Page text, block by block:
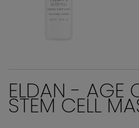
ELDAN - AGE
STEM CELL